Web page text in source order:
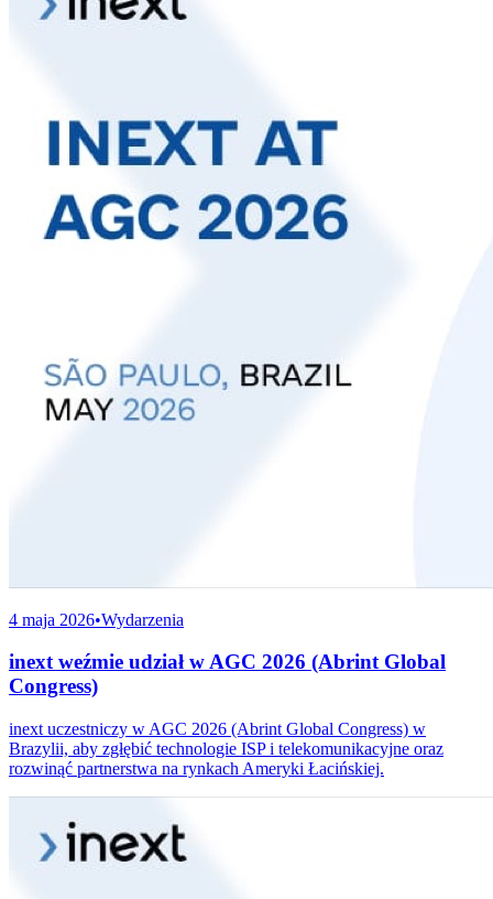
4 maja 2026•Wydarzenia
inext weźmie udział w AGC 2026 (Abrint Global
Congress)
inext uczestniczy w AGC 2026 (Abrint Global Congress) w
Brazylii, aby zgłębić technologie ISP i telekomunikacyjne oraz
rozwinąć partnerstwa na rynkach Ameryki Łacińskiej.